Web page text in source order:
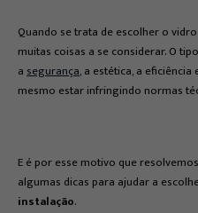
Quando se trata de escolher o
muitas coisas a se considerar. O
asegurança, a estética, a
mesmo estar infringindo normas
E é por esse motivo que
algumas dicas para ajudar a
instalação.